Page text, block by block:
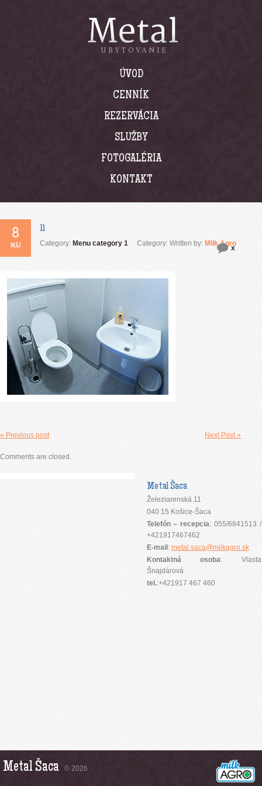
UBYTOVANIE
ÚVOD
CENNÍK
REZERVÁCIA
KONTAKT
FOTOGALÉRIA
SLUŽBY
8
MÁJ Category: Menu category 1 Category: Written by: Milk Agro
x
« Previous post Next Post »
Comments are closed.
Metal Šaca
Železiarenská 11
040 15 Košice-Šaca
Telefón – recepcia: 055/6841513 /
+421917467462
E-mail : metal.saca@milkagro.sk
Kontaktná osoba: Vlasta
Šnajdárová
tel.:+421917 467 460
Metal Šaca © 2026